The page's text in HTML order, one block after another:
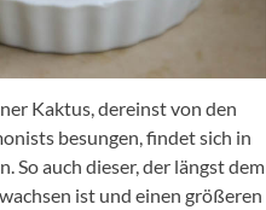
Kaktus, dereinst von den
besungen, findet sich in
So auch dieser, der längst dem
ist und einen größeren